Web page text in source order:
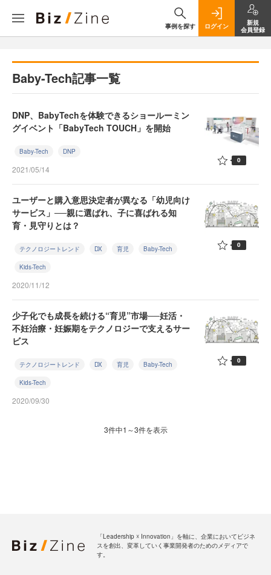
事例を探す ログイン
新規
会員登録
Baby-Tech記事一覧
DNP、BabyTechを体験できるショールーミン
グイベント「BabyTech TOUCH」を開始
Baby-Tech DNP
2021/05/14
0
ユーザーと購入意思決定者が異なる「幼児向け
サービス」──親に選ばれ、子に喜ばれる知
育・見守りとは？
テクノロジートレンド DX 育児 Baby-Tech
Kids-Tech
2020/11/12
0
少子化でも成長を続ける“育児”市場──妊活・
不妊治療・妊娠期をテクノロジーで支えるサー
ビス
テクノロジートレンド DX 育児 Baby-Tech
Kids-Tech
2020/09/30
0
3件中1～3件を表示
「Leadership ☓ Innovation」を軸に、企業においてビジネ
スを創出、変革していく事業開発者のためのメディアで
す。